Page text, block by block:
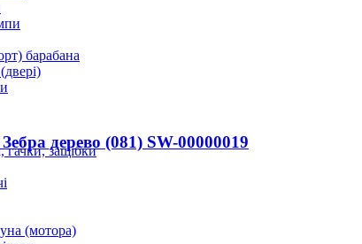
барабана
защібки
(мотора)
дерево (081) SW-00000019